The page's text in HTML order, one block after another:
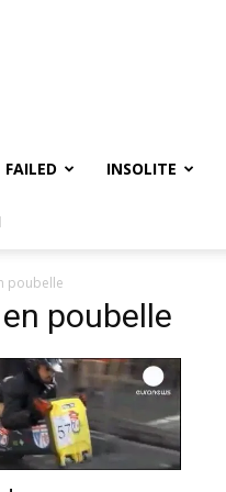
FAILED INSOLITE
poubelle
poubelle